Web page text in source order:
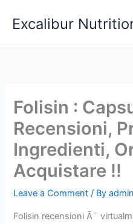
Excalibur
Folisin :
Recensioni,
Ingredienti,
Acquistare !!
Leave a Comment / By
Folisin recensioni Ã¨